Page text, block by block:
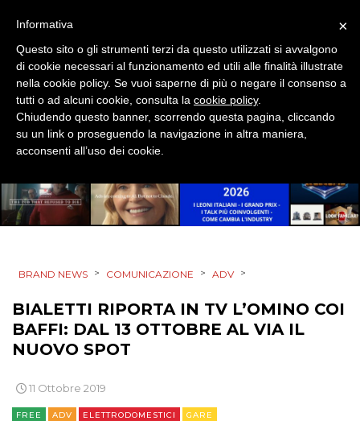
PREVISIONI/SCENARI
NORMATIVE
TREND
OPINIONI
BRAND NEWS > COMUNICAZIONE > ADV >
BIALETTI RIPORTA IN TV L’OMINO COI
BAFFI: DAL 13 OTTOBRE AL VIA IL
NUOVO SPOT
11 Ottobre 2019
FREE ADV ELETTRODOMESTICI GARE
×
Informativa
Questo sito o gli strumenti terzi da questo utilizzati si avvalgono
di cookie necessari al funzionamento ed utili alle finalità illustrate
nella cookie policy. Se vuoi saperne di più o negare il consenso a
tutti o ad alcuni cookie, consulta la cookie policy.
Chiudendo questo banner, scorrendo questa pagina, cliccando
su un link o proseguendo la navigazione in altra maniera,
acconsenti all’uso dei cookie.